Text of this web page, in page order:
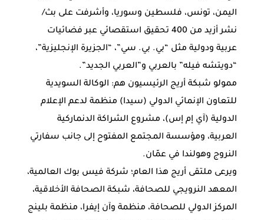
اليمن، تونس، فلسطين وسوريا، وأشرفت على بث/
نشر أزيد من 400 تحقيق استقصائي عبر فضائيات
عربية ودولية مثل “بي. بي. سي”، “الجزيرة الإنجليزية”،
“دويتشه فيله” بالعربي و”العربي الجديد”.
ممولو شبكة أريج الرئيسيون هم: الوكالة السويدية
للتعاون الإنمائي الدولي (سيدا) منظمة لدعم الإعلام
الدولية (آي إم إس)، مشروع الشراكة الدنماركية
العربية، ومؤسسة المجتمع المفتوح إلى جانب سفارتي
النروج وهولندا في عمّان.
ويرعى ملتقى أريج هذا العام؛ شركة فيس بوك العالمية،
المعهد النرويجي للصحافة، شبكة الصحافة الأخلاقية،
المركز الدولي للصحافة، منظمة وآن إيفرا، منظمة بلينج